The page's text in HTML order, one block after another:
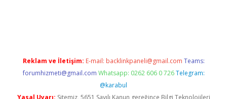
Reklam ve İletişim: E-mail: backlinkpaneli@gmail.com Teams:
forumhizmeti@gmail.com Whatsapp: 0262 606 0 726 Telegram:
@karabul
Yasal Uyarı: Sitemiz, 5651 Sayılı Kanun gereğince Bilgi Teknolojileri